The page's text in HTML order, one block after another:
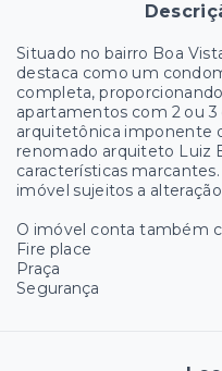
Situado no bairro Boa
destaca como um
completa,
apartamentos com 2 ou
arquitetônica imponente
renomado arquiteto Luiz
características
imóvel sujeitos a
O imóvel conta também
Fire place
Praça
Segurança